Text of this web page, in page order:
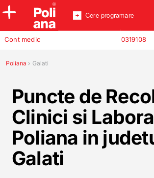
Policlinica
Analize
Cont medic 0319108
Cere programare
Poliana › Galati
Puncte de
Clinici si
Poliana in
Galati